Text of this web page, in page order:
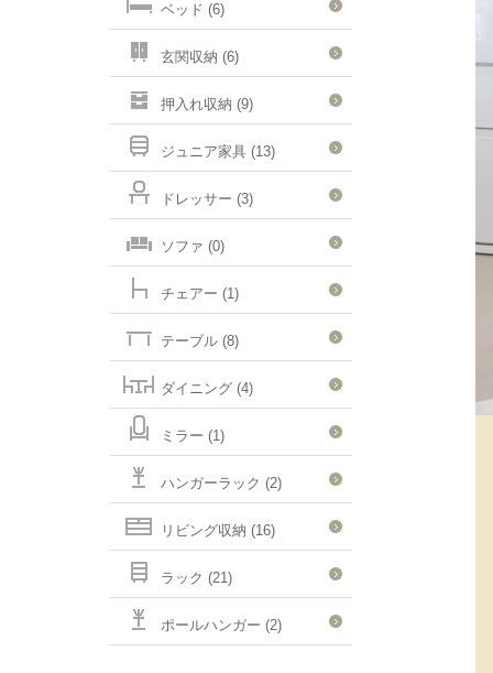
ベッド (6)
玄関収納 (6)
押入れ収納 (9)
ジュニア家具 (13)
ドレッサー (3)
ソファ (0)
チェアー (1)
テーブル (8)
ダイニング (4)
ミラー (1)
ハンガーラック (2)
リビング収納 (16)
ラック (21)
ポールハンガー (2)